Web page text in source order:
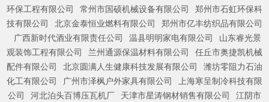
环保工程有限公司
常州市国硕机械设备有限公司
郑州市石虹环保科
技有限公司
北京金泰恒业燃料有限公司
郑州市亿丰纺织品有限公司
广西新时代酒业有限责任公司
温县明明家电有限公司
山东睿光景
观装饰工程有限公司
兰州通源保温材料有限公司
任丘市奥捷凯机械
配件有限公司
北京圆满人生健康科技发展有限公司
潍坊零阻力石油
化工有限公司
广州市泽枫户外家具有限公司
上海寒呈制冷科技有限
公司
河北泊头百博压瓦机厂 天津市星涛钢材销售有限公司 江阴市